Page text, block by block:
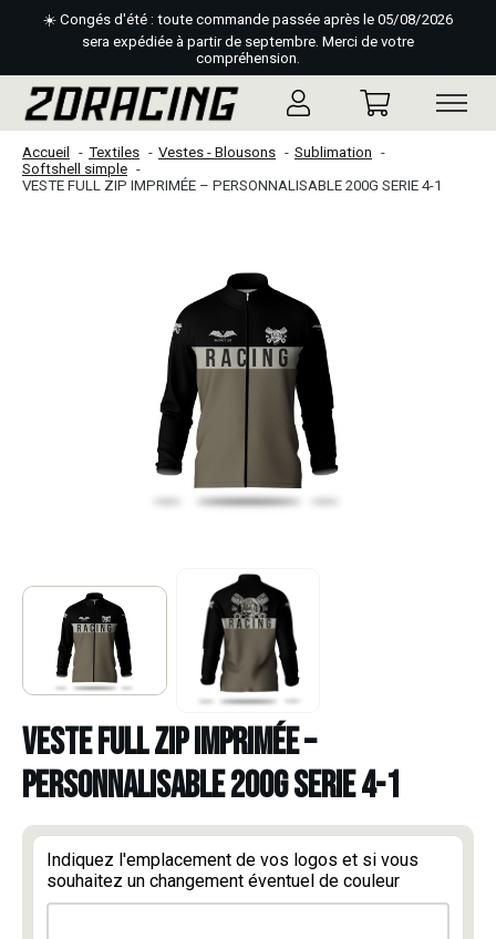
☀️ Congés d'été : toute commande passée après le 05/08/2026
sera expédiée à partir de septembre. Merci de votre
compréhension.
Accueil Textiles Vestes - Blousons
Sublimation
Softshell simple
VESTE FULL ZIP IMPRIMÉE – PERSONNALISABLE 200G SERIE 4-1
VESTE FULL ZIP IMPRIMÉE –
PERSONNALISABLE 200G SERIE 4-1
Indiquez l'emplacement de vos logos et si vous
souhaitez un changement éventuel de couleur